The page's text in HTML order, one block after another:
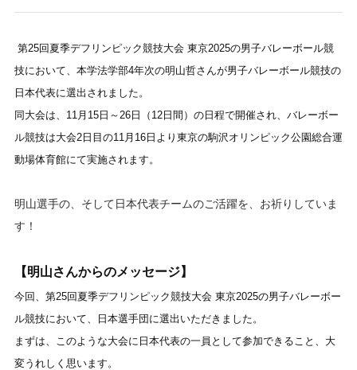
第25回夏季デフリンピック競技大会 東京2025の男子バレーボール競
技において、本学法学部4年次の明山哲さんが男子バレーボール競技の
日本代表に選出されました。
同大会は、11月15日～26日（12日間）の日程で開催され、バレーボー
ル競技は大会2日目の11月16日より東京の駒沢オリンピック公園総合運
動場体育館にて実施されます。
明山選手の、そして日本代表チームのご活躍を、お祈りしていま
す！
【明山さんからのメッセージ】
今回、第25回夏季デフリンピック競技大会 東京2025の男子バレーボー
ル競技において、日本選手団に選出いただきました。
まずは、このような大会に日本代表の一員として参加できること、大
変うれしく思います。